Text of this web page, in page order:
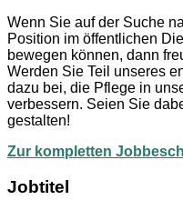
Wenn Sie auf der Suche
Position im öffentlichen
bewegen können, dann
Werden Sie Teil unseres
dazu bei, die Pflege in
verbessern. Seien Sie
gestalten!
Zur kompletten
Jobtitel